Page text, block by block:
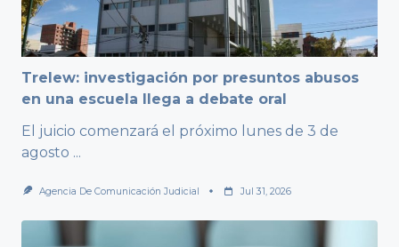
Trelew: investigación por presuntos abusos
en una escuela llega a debate oral
El juicio comenzará el próximo lunes de 3 de
agosto ...
Agencia De Comunicación Judicial Jul 31, 2026